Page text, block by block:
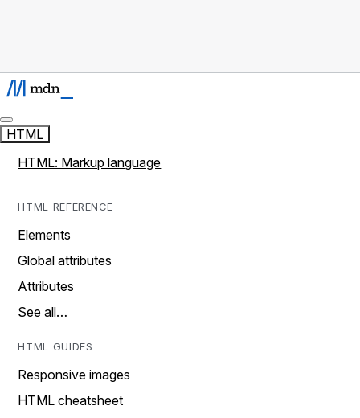
HTML
HTML: Markup language
HTML REFERENCE
Elements
Global attributes
Attributes
See all…
HTML GUIDES
Responsive images
HTML cheatsheet